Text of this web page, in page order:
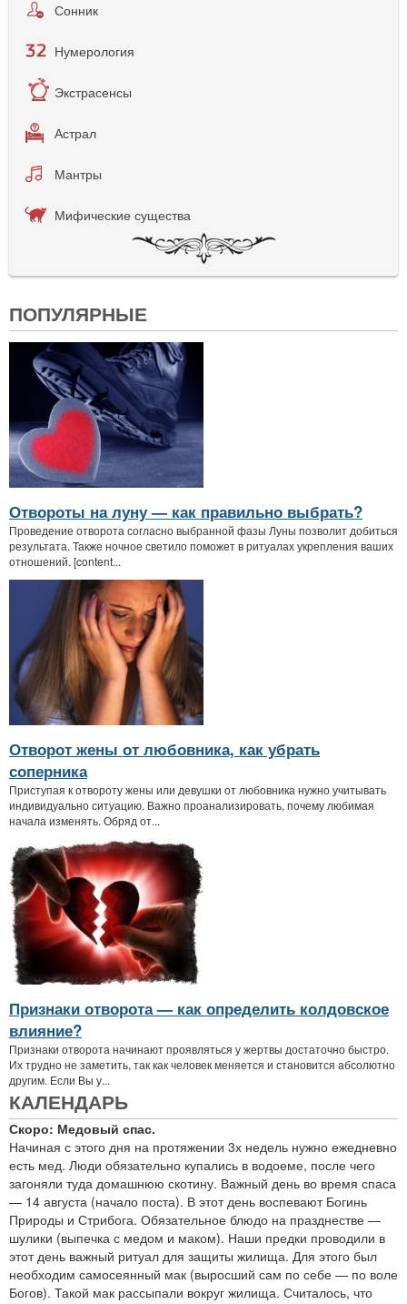
Сонник
Нумерология
Экстрасенсы
Астрал
Мантры
Мифические существа
ПОПУЛЯРНЫЕ
Отвороты на луну — как правильно выбрать?
Проведение отворота согласно выбранной фазы Луны позволит добиться
результата. Также ночное светило поможет в ритуалах укрепления ваших
отношений. [content...
Отворот жены от любовника, как убрать
соперника
Приступая к отвороту жены или девушки от любовника нужно учитывать
индивидуально ситуацию. Важно проанализировать, почему любимая
начала изменять. Обряд от...
Признаки отворота — как определить колдовское
влияние?
Признаки отворота начинают проявляться у жертвы достаточно быстро.
Их трудно не заметить, так как человек меняется и становится абсолютно
другим. Если Вы у...
КАЛЕНДАРЬ
Скоро: Медовый спас.
Начиная с этого дня на протяжении 3х недель нужно ежедневно
есть мед. Люди обязательно купались в водоеме, после чего
загоняли туда домашнюю скотину. Важный день во время спаса
— 14 августа (начало поста). В этот день воспевают Богинь
Природы и Стрибога. Обязательное блюдо на празднестве —
шулики (выпечка с медом и маком). Наши предки проводили в
этот день важный ритуал для защиты жилища. Для этого был
необходим самосеянный мак (выросший сам по себе — по воле
Богов). Такой мак рассыпали вокруг жилища. Считалось, что